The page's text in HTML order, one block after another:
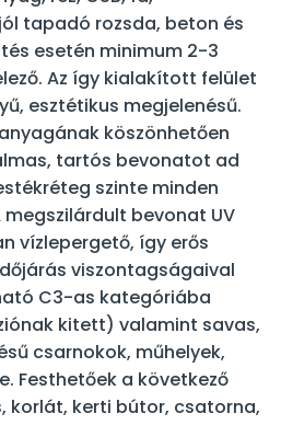
tapadó rozsda, beton és
esetén minimum 2-3
Az így kialakított felület
esztétikus megjelenésű.
köszönhetően
tartós bevonatot ad
szinte minden
bevonat UV
vízlepergető, így erős
viszontagságaival
C3-as kategóriába
kitett) valamint savas,
csarnokok, műhelyek,
Festhetőek a következő
korlát, kerti bútor, csatorna,